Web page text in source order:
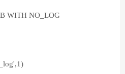
WITH NO_LOG